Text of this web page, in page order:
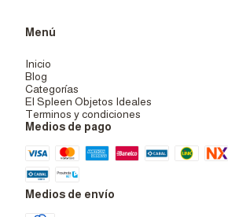
Menú
Inicio
Blog
Categorías
El Spleen Objetos Ideales
Terminos y condiciones
Medios de pago
Medios de envío